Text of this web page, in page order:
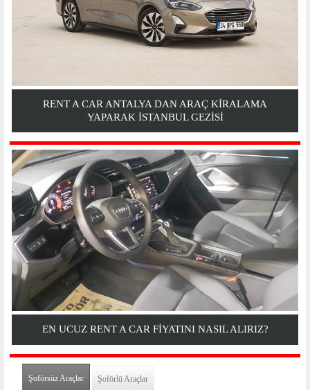
RENT A CAR ANTALYA DAN ARAÇ KIRALAMA
YAPARAK İSTANBUL GEZİSİ
EN UCUZ RENT A CAR FIYATINI NASIL ALIRIZ?
Şoförsüz Araçlar(etkin sekme)
Şoförlü Araçlar